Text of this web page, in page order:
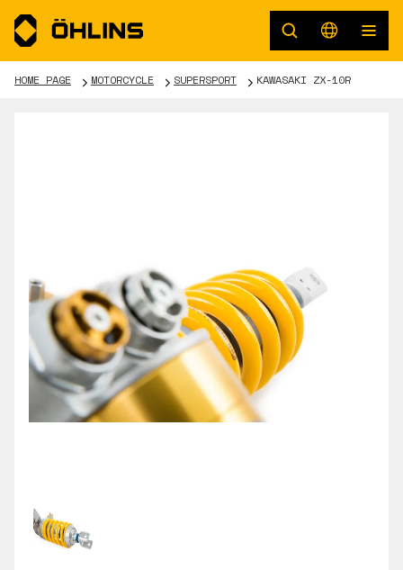
HOME PAGE MOTORCYCLE SUPERSPORT KAWASAKI ZX-10R